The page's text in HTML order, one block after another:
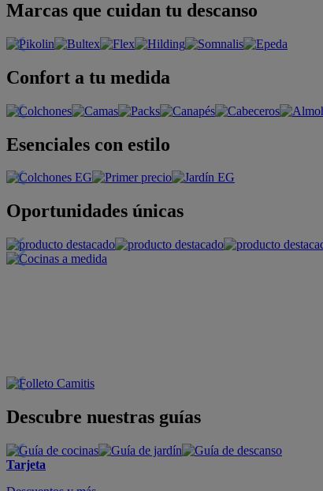
Marcas que cuidan tu descanso
Confort a tu medida
Esenciales con estilo
Oportunidades únicas
Descubre nuestras guías
Tarjeta